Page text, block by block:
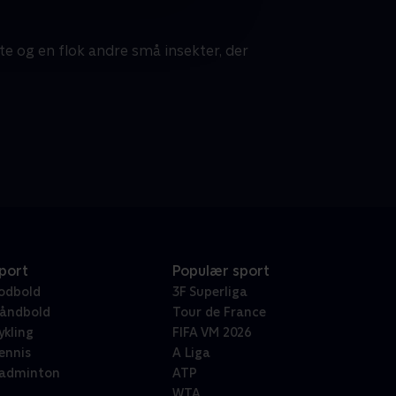
og en flok andre små insekter, der
Populær sport
3F Superliga
Tour de France
FIFA VM 2026
A Liga
ATP